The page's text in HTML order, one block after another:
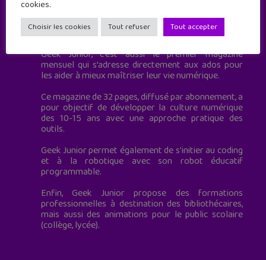
Geek Junior est le premier site de culture numérique
à destination des adolescents.
Geek Junior, c’est aussi le premier magazine
mensuel qui s’adresse directement aux ados pour
les aider à mieux maîtriser leur vie numérique.
Ce magazine de 32 pages, diffusé par abonnement, a
pour objectif de développer la culture numérique
des 10-15 ans avec une approche pratique des
outils.
Geek Junior permet également de s'initier au coding
et à la robotique avec son robot éducatif
programmable.
Enfin, Geek Junior propose des formations
professionnelles à destination des bibliothécaires,
mais aussi des animations pour le public scolaire
(collège, lycée).
cookies.
Choisir les cookies Tout refuser Tout accepter